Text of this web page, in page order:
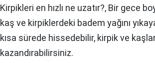
Kirpikleri en hızlı ne uzatır?, Bir gece
kaş ve kirpiklerdeki badem yağını
kısa sürede hissedebilir, kirpik ve
kazandırabilirsiniz.